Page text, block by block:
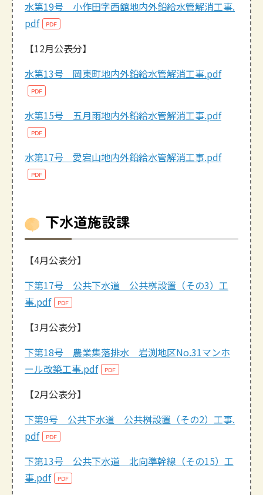
水第19号 小作田字西舘地内外鉛給水管解消工事.
pdf
【12月公表分】
水第13号 岡東町地内外鉛給水管解消工事.pdf
水第15号 五月雨地内外鉛給水管解消工事.pdf
水第17号 愛宕山地内外鉛給水管解消工事.pdf
下水道施設課
【4月公表分】
下第17号 公共下水道 公共桝設置（その3）工
事.pdf
【3月公表分】
下第18号 農業集落排水 岩渕地区No.31マンホ
ール改築工事.pdf
【2月公表分】
下第9号 公共下水道 公共桝設置（その2）工事.
pdf
下第13号 公共下水道 北向準幹線（その15）工
事.pdf